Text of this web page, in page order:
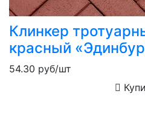
Клинкер
красный
54.30 руб/шт